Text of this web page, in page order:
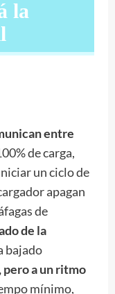
la
entre
de carga,
un ciclo de
apagan
de
de la
bajado
pero a un ritmo
mínimo,